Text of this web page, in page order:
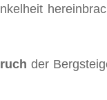
der